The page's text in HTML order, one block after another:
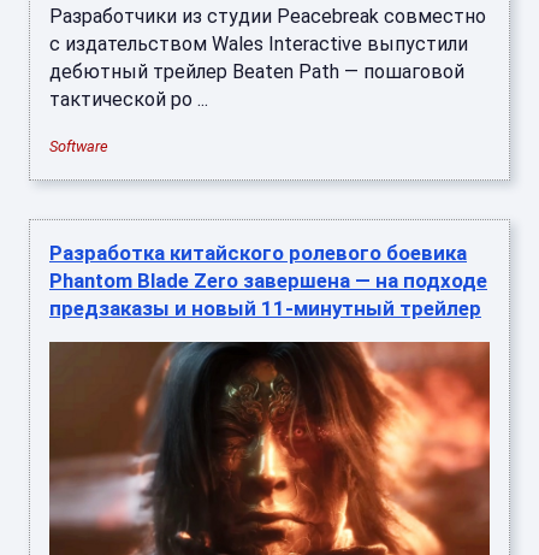
Разработчики из студии Peacebreak совместно
с издательством Wales Interactive выпустили
дебютный трейлер Beaten Path — пошаговой
тактической ро ...
Software
Разработка китайского ролевого боевика
Phantom Blade Zero завершена — на подходе
предзаказы и новый 11-минутный трейлер